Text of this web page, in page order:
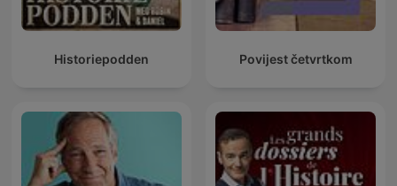
Historiepodden Povijest četvrtkom